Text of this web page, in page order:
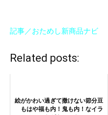
記事／おためし新商品ナビ
Related posts:
絵がかわい過ぎて撒けない節分豆
もはや福も内！鬼も内！なイラ